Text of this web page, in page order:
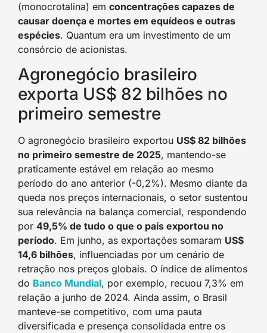
(monocrotalina) em concentrações capazes de
causar doença e mortes em equídeos e outras
espécies. Quantum era um investimento de um
consórcio de acionistas.
Agronegócio brasileiro
exporta US$ 82 bilhões no
primeiro semestre
O agronegócio brasileiro exportou US$ 82 bilhões
no primeiro semestre de 2025, mantendo-se
praticamente estável em relação ao mesmo
período do ano anterior (-0,2%). Mesmo diante da
queda nos preços internacionais, o setor sustentou
sua relevância na balança comercial, respondendo
por 49,5% de tudo o que o país exportou no
período. Em junho, as exportações somaram US$
14,6 bilhões, influenciadas por um cenário de
retração nos preços globais. O índice de alimentos
do Banco Mundial, por exemplo, recuou 7,3% em
relação a junho de 2024. Ainda assim, o Brasil
manteve-se competitivo, com uma pauta
diversificada e presença consolidada entre os